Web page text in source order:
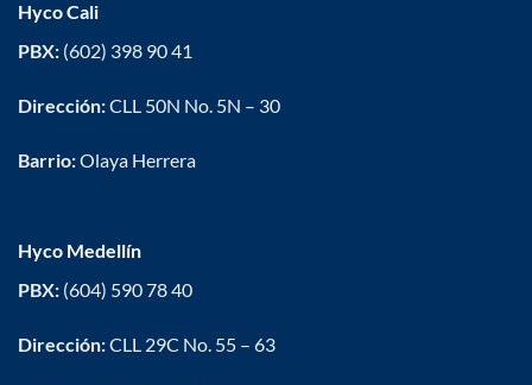
Hyco Cali
PBX: (602) 398 90 41
Dirección:CLL 50N No. 5N – 30
Barrio:Olaya Herrera
Hyco Medellín
PBX:(604) 590 78 40
Dirección:CLL 29C No. 55 – 63